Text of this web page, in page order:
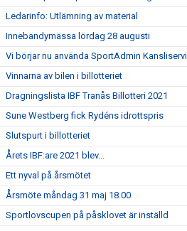
Ledarinfo: Utlämning av material
Innebandymässa lördag 28 augusti
Vi börjar nu använda SportAdmin
Vinnarna av bilen i billotteriet
Dragningslista IBF Tranås Billotteri 2021
Sune Westberg fick Rydéns idrottspris
Slutspurt i billotteriet
Årets IBF:are 2021 blev...
Ett nyval på årsmötet
Årsmöte måndag 31 maj 18.00
Sportlovscupen på påsklovet är inställd